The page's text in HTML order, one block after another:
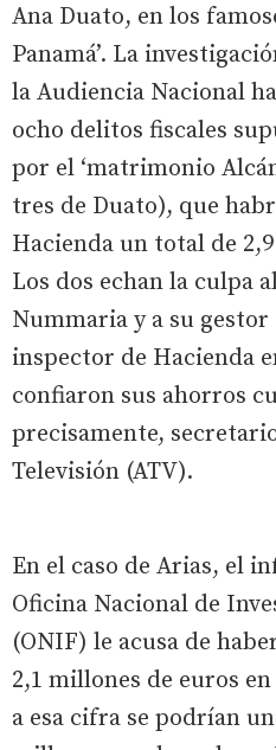
Ana Duato, en los
Panamá’. La
la Audiencia Nacional
ocho delitos fiscales
por el ‘matrimonio
tres de Duato), que
Hacienda un total de
Los dos echan la culpa
Nummaria y a su
inspector de Hacienda
confiaron sus ahorros
precisamente,
Televisión (ATV).
En el caso de Arias, el
Oficina Nacional de
(ONIF) le acusa de
2,1 millones de euros
a esa cifra se podrían